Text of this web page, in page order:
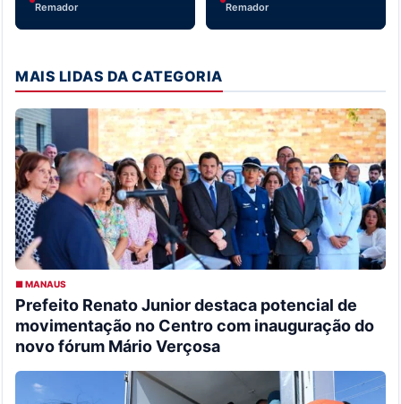
Remador
Remador
MAIS LIDAS DA CATEGORIA
■ MANAUS
Prefeito Renato Junior destaca potencial de
movimentação no Centro com inauguração do
novo fórum Mário Verçosa